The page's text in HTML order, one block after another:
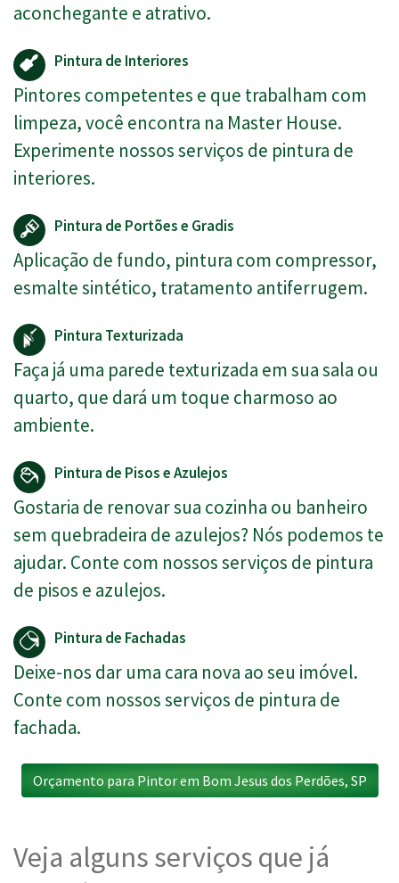
aconchegante e atrativo.
Pintura de Interiores
Pintores competentes e que trabalham com
limpeza, você encontra na Master House.
Experimente nossos serviços de pintura de
interiores.
Pintura de Portões e Gradis
Aplicação de fundo, pintura com compressor,
esmalte sintético, tratamento antiferrugem.
Pintura Texturizada
Faça já uma parede texturizada em sua sala ou
quarto, que dará um toque charmoso ao
ambiente.
Pintura de Pisos e Azulejos
Gostaria de renovar sua cozinha ou banheiro
sem quebradeira de azulejos? Nós podemos te
ajudar. Conte com nossos serviços de pintura
de pisos e azulejos.
Pintura de Fachadas
Deixe-nos dar uma cara nova ao seu imóvel.
Conte com nossos serviços de pintura de
fachada.
Orçamento para Pintor em Bom Jesus dos Perdões, SP
Veja alguns serviços que já